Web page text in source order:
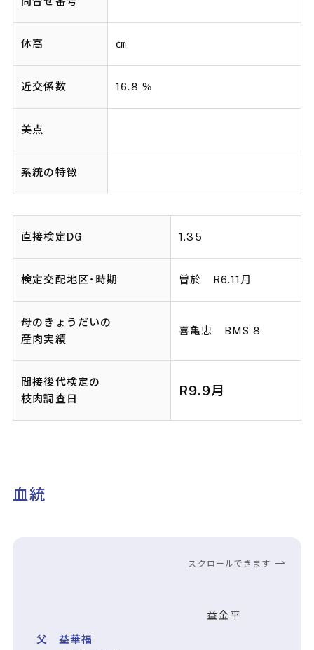
体高 ㎝
近交係数 16.8 %
美点
系統の特徴
直接検定DG 1.35
検定交配地区･時期 曽於 R6.11月
母のきょうだいの
産肉実績
喜亀忠 BMS 8
間接後代検定の
枝肉調査日
R9.9月
血統
スクロールできます
父 益華福
益金平